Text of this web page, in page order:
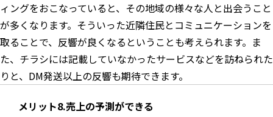
ィングをおこなっていると、その地域の様々な人と出会うこと
が多くなります。そういった近隣住民とコミュニケーションを
取ることで、反響が良くなるということも考えられます。ま
た、チラシには記載していなかったサービスなどを訪ねられた
りと、DM発送以上の反響も期待できます。
メリット8.売上の予測ができる